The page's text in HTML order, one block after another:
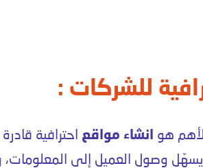
للشركات :
هو انشاء مواقع احترافية
وصول العميل إلى المعلومات،